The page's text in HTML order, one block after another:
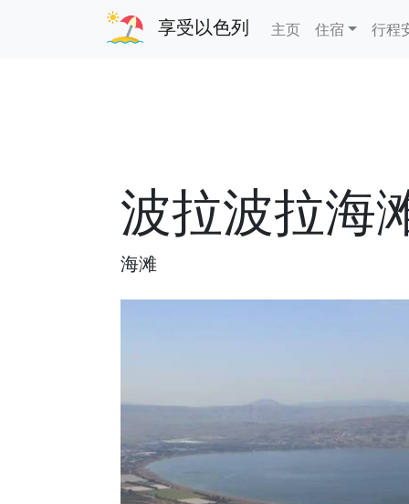
享受以色列 主页 住宿 行程
波拉波拉海
海滩